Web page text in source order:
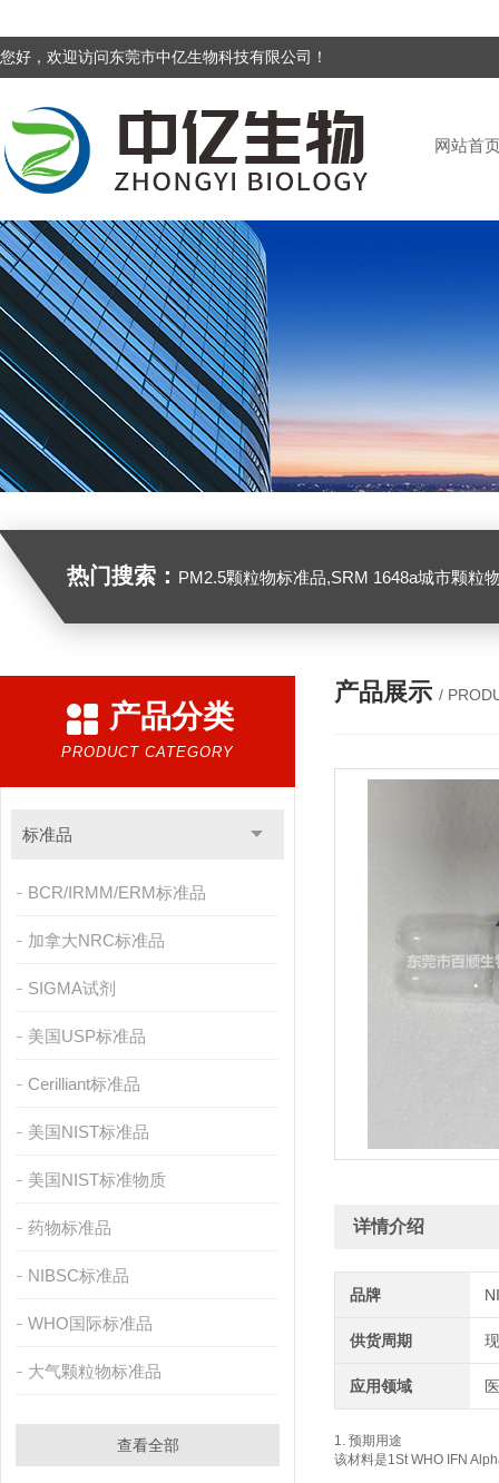
您好，欢迎访问东莞市中亿生物科技有限公司！
网站首
热门搜索： PM2.5颗粒物标准品,SRM 1648a城市颗粒物,SRM 1649B
产品分类
PRODUCT CATEGORY
标准品
BCR/IRMM/ERM标准品
加拿大NRC标准品
SIGMA试剂
美国USP标准品
Cerilliant标准品
美国NIST标准品
美国NIST标准物质
药物标准品
NIBSC标准品
WHO国际标准品
大气颗粒物标准品
查看全部
产品展示 /
详情介绍
品牌
供货周期
应用领域
1. 预期用途
该材料是1St WHO IFN